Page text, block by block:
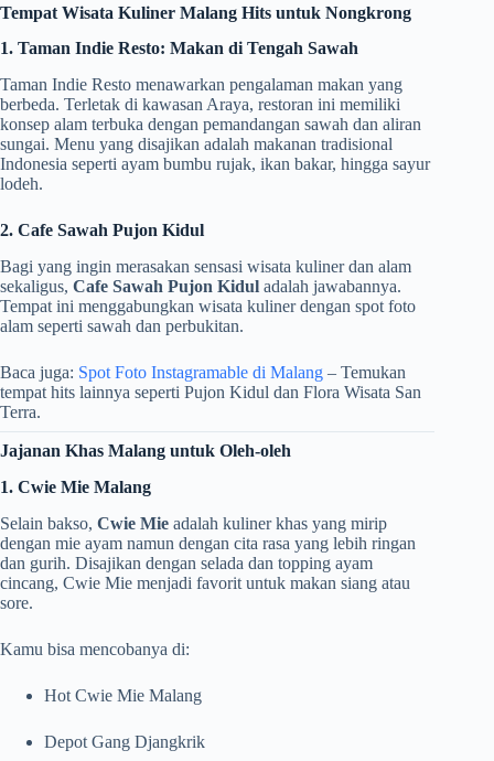
Tempat Wisata Kuliner Malang Hits untuk Nongkrong
1. Taman Indie Resto: Makan di Tengah Sawah
Taman Indie Resto menawarkan pengalaman makan yang
berbeda. Terletak di kawasan Araya, restoran ini memiliki
konsep alam terbuka dengan pemandangan sawah dan aliran
sungai. Menu yang disajikan adalah makanan tradisional
Indonesia seperti ayam bumbu rujak, ikan bakar, hingga sayur
lodeh.
2. Cafe Sawah Pujon Kidul
Bagi yang ingin merasakan sensasi wisata kuliner dan alam
sekaligus, Cafe Sawah Pujon Kidul adalah jawabannya.
Tempat ini menggabungkan wisata kuliner dengan spot foto
alam seperti sawah dan perbukitan.
Baca juga: Spot Foto Instagramable di Malang – Temukan
tempat hits lainnya seperti Pujon Kidul dan Flora Wisata San
Terra.
Jajanan Khas Malang untuk Oleh-oleh
1. Cwie Mie Malang
Selain bakso, Cwie Mie adalah kuliner khas yang mirip
dengan mie ayam namun dengan cita rasa yang lebih ringan
dan gurih. Disajikan dengan selada dan topping ayam
cincang, Cwie Mie menjadi favorit untuk makan siang atau
sore.
Kamu bisa mencobanya di:
Hot Cwie Mie Malang
Depot Gang Djangkrik